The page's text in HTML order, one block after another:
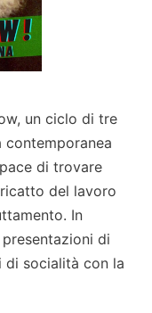
un ciclo di tre
di trovare
del lavoro
In
di
di socialità con la